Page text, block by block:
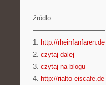
źródło:
———————————
1. http://rheinfanfaren.de
2. czytaj dalej
3. czytaj na blogu
4. http://rialto-eiscafe.de